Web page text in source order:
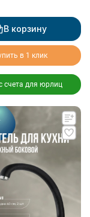
В корзину
в 1 клик
счета для юрлиц